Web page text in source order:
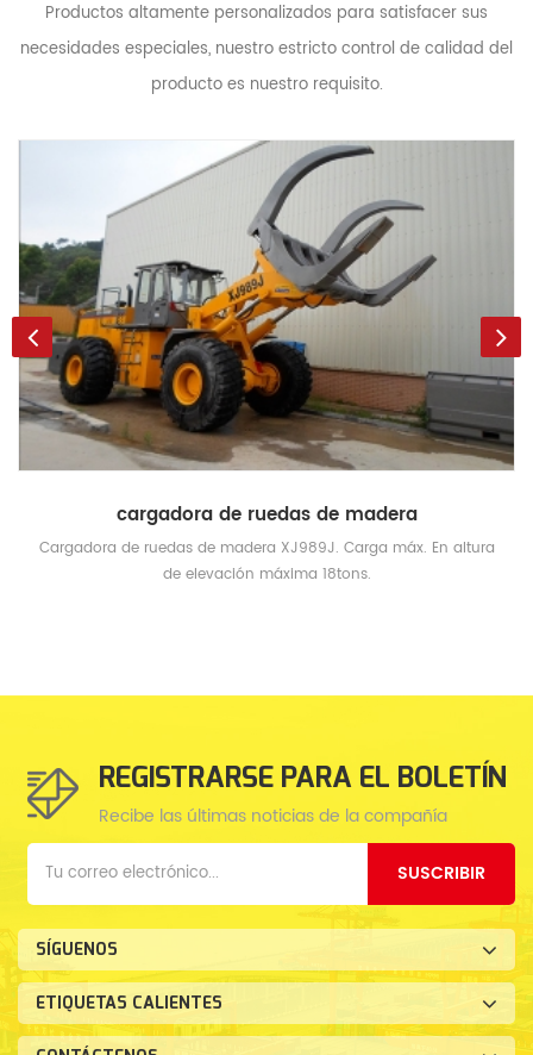
Productos altamente personalizados para satisfacer sus
necesidades especiales, nuestro estricto control de calidad del
producto es nuestro requisito.
cargadora de ruedas de madera
Cargadora de ruedas de madera XJ989J. Carga máx. En altura
de elevación máxima 18tons.
REGISTRARSE PARA EL BOLETÍN
Recibe las últimas noticias de la compañía
SUSCRIBIR
SÍGUENOS
ETIQUETAS CALIENTES